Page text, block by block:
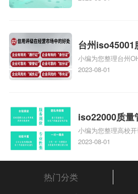
台州iso45001
台州iso45001
费
小编为您整理台州
心哪家收费便宜、台
标准是什么相关iso
查看下方正文！
2023-08-01
iso22000质量
向，质量管理
小编为您整理高校
就业前景及就业方向
和cma未来就业方
哪些就业方向相关
可查看下方正文！
2023-08-01
热门分类